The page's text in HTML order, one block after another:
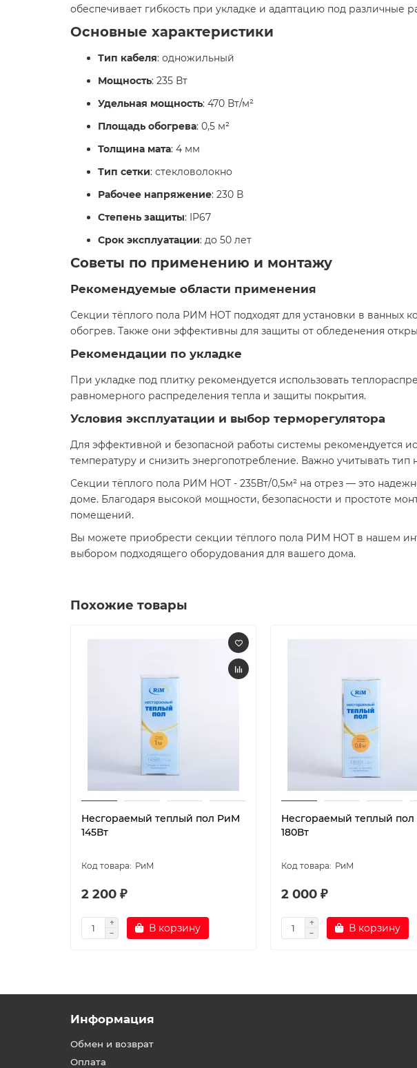
обеспечивает гибкость при укладке и адаптацию под различные
Основные характеристики
Тип кабеля: одножильный
Мощность: 235 Вт
Удельная мощность: 470 Вт/м²
Площадь обогрева: 0,5 м²
Толщина мата: 4 мм
Тип сетки: стекловолокно
Рабочее напряжение: 230 В
Степень защиты: IP67
Срок эксплуатации: до 50 лет
Советы по применению и монтажу
Рекомендуемые области применения
Секции тёплого пола РИМ HOT подходят для установки в ванных
обогрев. Также они эффективны для защиты от обледенения
Рекомендации по укладке
При укладке под плитку рекомендуется использовать
равномерного распределения тепла и защиты покрытия.
Условия эксплуатации и выбор терморегулятора
Для эффективной и безопасной работы системы рекомендуется
температуру и снизить энергопотребление. Важно учитывать
Секции тёплого пола РИМ HOT - 235Вт/0,5м² на отрез — это
доме. Благодаря высокой мощности, безопасности и простоте
помещений.
Вы можете приобрести секции тёплого пола РИМ HOT в нашем
выбором подходящего оборудования для вашего дома.
Похожие товары
Несгораемый теплый пол РиМ
145Вт
РиМ
2 200 ₽
В корзину
Несгораемый теплый
180Вт
РиМ
2 000 ₽
В корзину
Информация
Обмен и возврат
Оплата